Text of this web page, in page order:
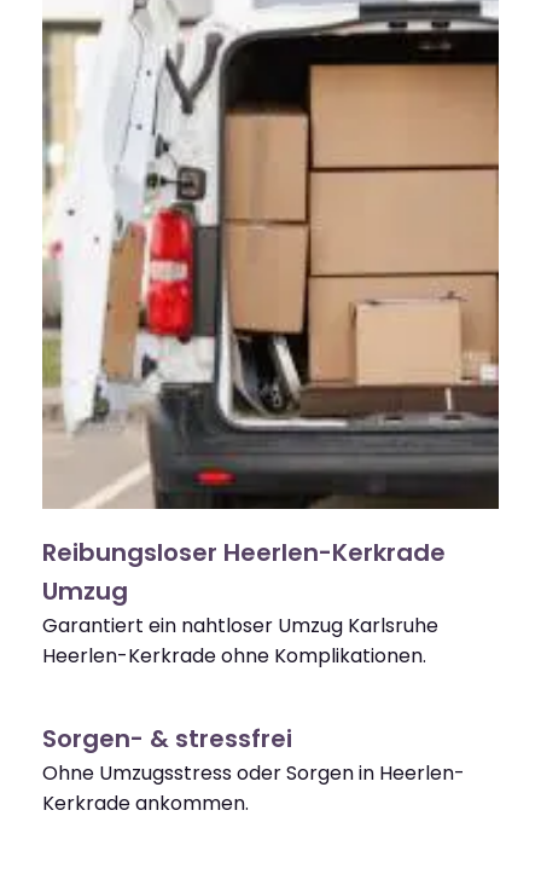
Reibungsloser Heerlen-Kerkrade
Umzug
Garantiert ein nahtloser Umzug Karlsruhe
Heerlen-Kerkrade ohne Komplikationen.
Sorgen- & stressfrei
Ohne Umzugsstress oder Sorgen in Heerlen-
Kerkrade ankommen.